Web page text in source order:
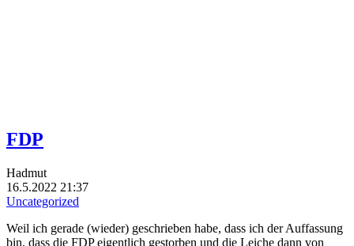
FDP
Hadmut
16.5.2022 21:37
Uncategorized
Weil ich gerade (wieder) geschrieben habe, dass ich der Auffassung
bin, dass die FDP eigentlich gestorben und die Leiche dann von